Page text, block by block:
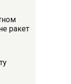
ракет